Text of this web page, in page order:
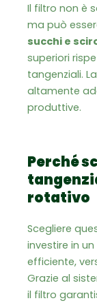
Il filtro non è
ma può
succhi e
superiori
tangenziali.
altamente
produttive.
Perché
rotativo
Scegliere
investire in
efficiente,
Grazie al
il filtro